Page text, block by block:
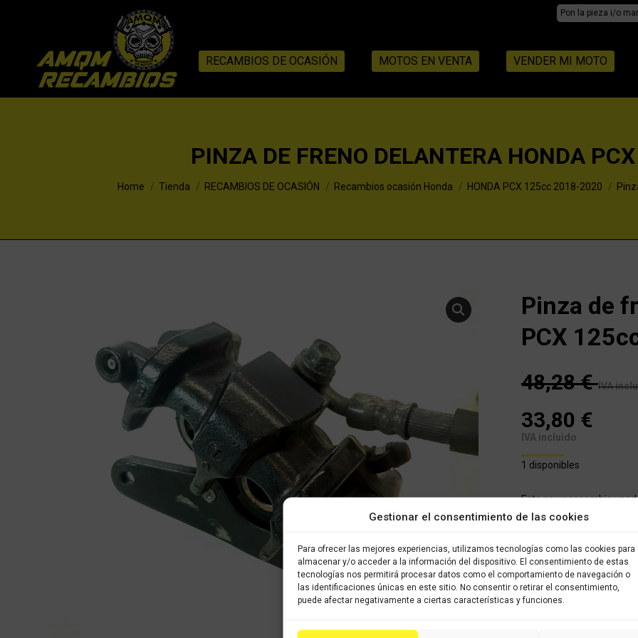
Gestionar el consentimiento de las cookies
Para ofrecer las mejores experiencias, utilizamos tecnologías como las cookies para
almacenar y/o acceder a la información del dispositivo. El consentimiento de estas
tecnologías nos permitirá procesar datos como el comportamiento de navegación o
las identificaciones únicas en este sitio. No consentir o retirar el consentimiento,
puede afectar negativamente a ciertas características y funciones.
Search:
RECAMBIOS DE OCASIÓN MOTOS EN VENTA VENDER MI MOTO
PINZA DE FRENO DELANTERA HONDA
You are here:
Home Tienda RECAMBIOS DE OCASIÓN Recambios ocasión Honda HONDA PCX 125cc 2018-2020
Pinza de
PCX
48,28€ IVA
33,80 €
IVA incluido
1 disponibles
Este es un recambio
almacenado en nuestro
brevedad posible.
sido verificados y
con garantía.
COMPRAR